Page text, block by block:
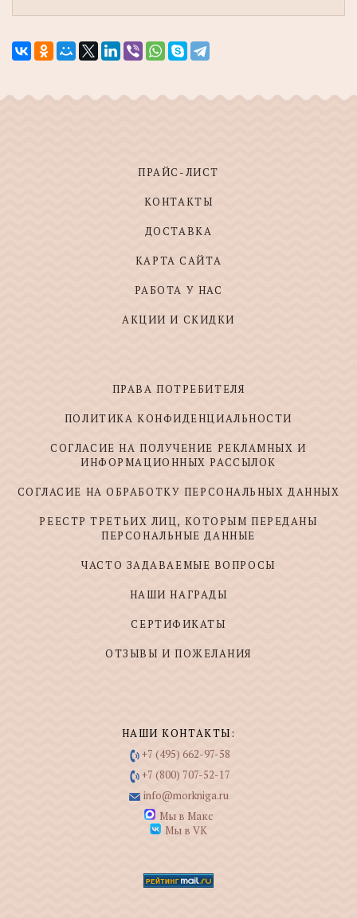
ПРАЙС-ЛИСТ
КОНТАКТЫ
ДОСТАВКА
КАРТА САЙТА
РАБОТА У НАС
АКЦИИ И СКИДКИ
ПРАВА ПОТРЕБИТЕЛЯ
ПОЛИТИКА КОНФИДЕНЦИАЛЬНОСТИ
СОГЛАСИЕ НА ПОЛУЧЕНИЕ РЕКЛАМНЫХ И
ИНФОРМАЦИОННЫХ РАССЫЛОК
СОГЛАСИЕ НА ОБРАБОТКУ ПЕРСОНАЛЬНЫХ ДАННЫХ
РЕЕСТР ТРЕТЬИХ ЛИЦ, КОТОРЫМ ПЕРЕДАНЫ
ПЕРСОНАЛЬНЫЕ ДАННЫЕ
ЧАСТО ЗАДАВАЕМЫЕ ВОПРОСЫ
НАШИ НАГРАДЫ
СЕРТИФИКАТЫ
ОТЗЫВЫ И ПОЖЕЛАНИЯ
НАШИ КОНТАКТЫ:
+7 (495) 662-97-58
+7 (800) 707-52-17
info@morkniga.ru
Мы в Макс
Мы в VK